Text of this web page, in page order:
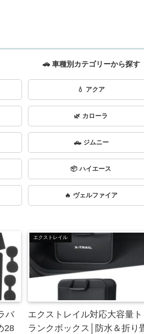
🚗 車種別カテゴリーから探す
💧 アクア
🌿 カローラ
🛻 ジムニー
📦 ハイエース
🔥 ヴェルファイア
バ
28
エクストレイル
エクストレイル対応大容量ト
ランクボックス│防水＆折り